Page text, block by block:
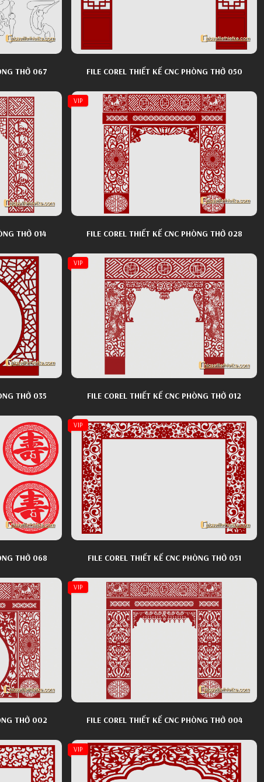
THỜ 067 FILE COREL THIẾT KẾ CNC PHÒNG THỜ 050
FILE COREL THIẾT KẾ CNC PHÒNG THỜ 014
VIP
FILE COREL THIẾT KẾ CNC PHÒNG THỜ 028
THỜ 035
VIP
FILE COREL THIẾT KẾ CNC PHÒNG THỜ 012
THỜ 068
VIP
FILE COREL THIẾT KẾ CNC PHÒNG THỜ 051
FILE COREL THIẾT KẾ CNC PHÒNG THỜ 002
VIP
FILE COREL THIẾT KẾ CNC PHÒNG THỜ 004
VIP